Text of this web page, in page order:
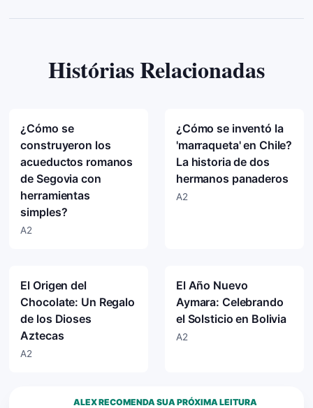
Histórias Relacionadas
¿Cómo se
construyeron los
acueductos romanos
de Segovia con
herramientas
simples?
A2
¿Cómo se inventó la
'marraqueta' en Chile?
La historia de dos
hermanos panaderos
A2
El Origen del
Chocolate: Un Regalo
de los Dioses
Aztecas
A2
El Año Nuevo
Aymara: Celebrando
el Solsticio en Bolivia
A2
ALEX RECOMENDA SUA PRÓXIMA LEITURA